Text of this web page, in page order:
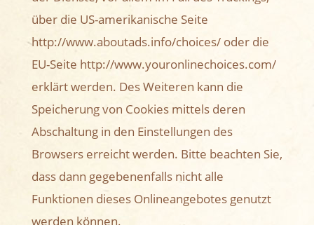
über die US-amerikanische Seite
http://www.aboutads.info/choices/ oder die
EU-Seite http://www.youronlinechoices.com/
erklärt werden. Des Weiteren kann die
Speicherung von Cookies mittels deren
Abschaltung in den Einstellungen des
Browsers erreicht werden. Bitte beachten Sie,
dass dann gegebenenfalls nicht alle
Funktionen dieses Onlineangebotes genutzt
werden können.